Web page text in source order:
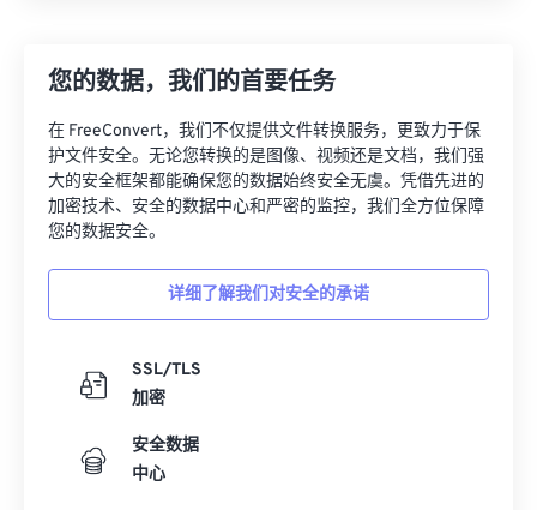
您的数据，我们的首要任务
在 FreeConvert，我们不仅提供文件转换服务，更致力于保
护文件安全。无论您转换的是图像、视频还是文档，我们强
大的安全框架都能确保您的数据始终安全无虞。凭借先进的
加密技术、安全的数据中心和严密的监控，我们全方位保障
您的数据安全。
详细了解我们对安全的承诺
SSL/TLS
加密
安全数据
中心